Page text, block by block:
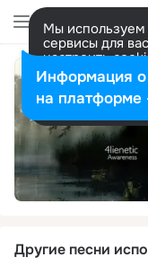
Мы используем
сервисы для
настроить
представитель.
Разрешить все
Другие песни
Информация о
на платформе